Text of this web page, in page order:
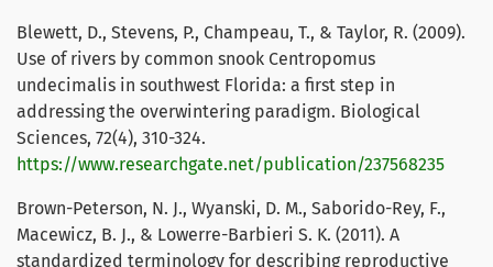
Blewett, D., Stevens, P., Champeau, T., & Taylor, R. (2009).
Use of rivers by common snook Centropomus
undecimalis in southwest Florida: a first step in
addressing the overwintering paradigm. Biological
Sciences, 72(4), 310-324.
https://www.researchgate.net/publication/237568235
Brown-Peterson, N. J., Wyanski, D. M., Saborido-Rey, F.,
Macewicz, B. J., & Lowerre-Barbieri S. K. (2011). A
standardized terminology for describing reproductive